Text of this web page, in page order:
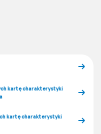
kartę charakterystyki
kartę charakterystyki